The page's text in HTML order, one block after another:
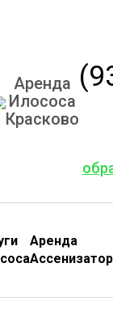
Аренда
Илососа
Красково
Аренда